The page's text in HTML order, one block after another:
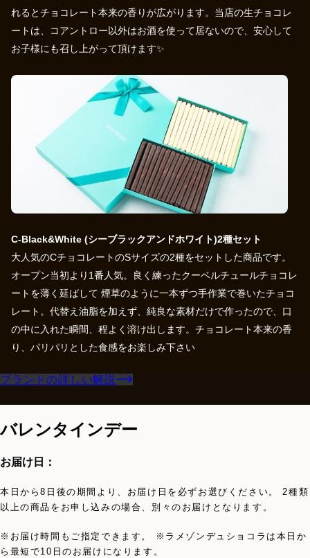
れるとチョコレート本来の香りが広がります。当店の生チョコレ
ートは、コアントロー以外はお酒を使って居ないので、安心して
お子様にも召し上がって頂けます✨
C-Black&White (シーブラックアンドホワイト)2種セット
大人気のCチョコレートのSサイズの2種をセットした商品です。
オープン当初より1番人気。良く練ったクーベルチュールチョコレ
ートを薄く延ばして 煙草のように一本ずつ手作業で巻いたチョコ
レート。代替え油脂を加えず、純良な素材だけで作ったので、口
の中に入れた瞬間、程よく溶け出します。チョコレート本来の香
り、パリパリとした食感をお楽しみ下さい
ブランドの詳しい解説
バレンタインデー
お届け日：
本日から8日後の期間より、お届け日を必ずお選びください。 2種類
以上の商品をお申し込みの場合、別々のお届けとなります。
※お届け時間もご指定できます。 ※ラメゾンデュショコラは本日か
ら最短で10日のお届けになります。